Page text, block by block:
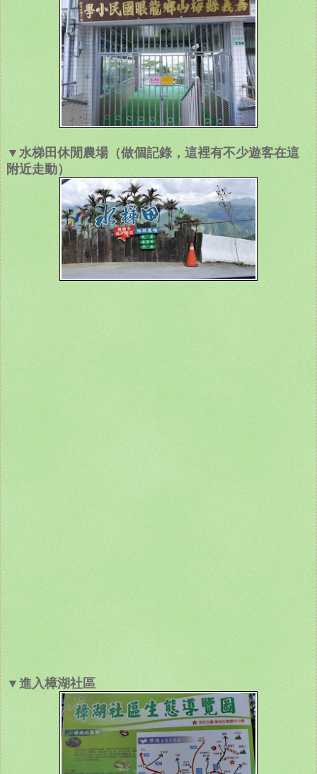
▼水梯田休閒農場（做個記錄，這裡有不少遊客在這
附近走動）
▼進入樟湖社區